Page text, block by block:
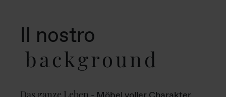
Il nostro
background
Das ganze Leben